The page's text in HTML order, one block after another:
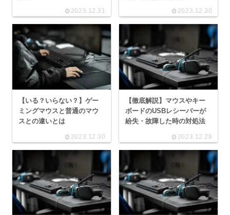
2023.12.31 2023.12.30
【いる？いらない？】ゲー
ミングマウスと普通のマウ
スとの違いとは
2023.12.30
【徹底解説】マウスやキー
ボードのUSBレシーバーが
紛失・故障した時の対処法
2023.12.28